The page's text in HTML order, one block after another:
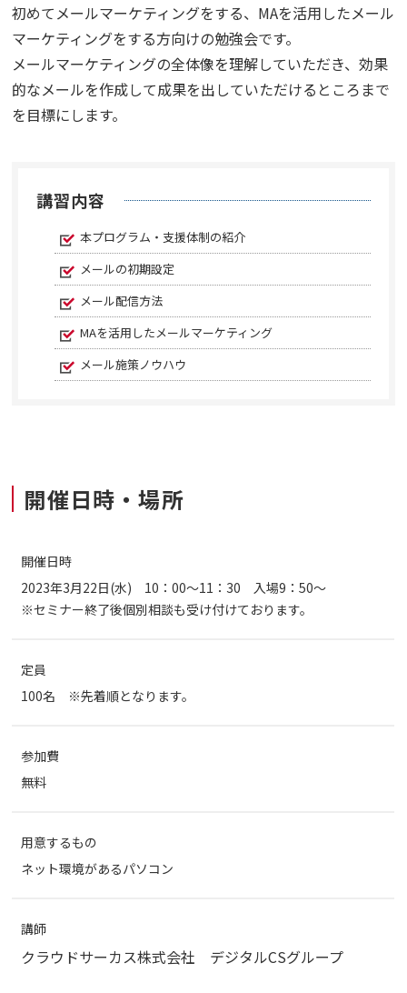
初めてメールマーケティングをする、MAを活用したメール
マーケティングをする方向けの勉強会です。
メールマーケティングの全体像を理解していただき、効果
的なメールを作成して成果を出していただけるところまで
を目標にします。
講習内容
本プログラム・支援体制の紹介
メールの初期設定
メール配信方法
MAを活用したメールマーケティング
メール施策ノウハウ
開催日時・場所
開催日時
2023年3月22日(水) 10：00～11：30 入場9：50～
※セミナー終了後個別相談も受け付けております。
定員
100名 ※先着順となります。
参加費
無料
用意するもの
ネット環境があるパソコン
講師
クラウドサーカス株式会社 デジタルCSグループ